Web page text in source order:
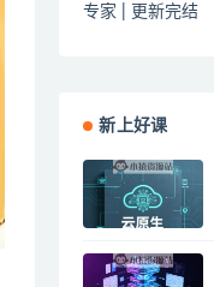
专家 | 更新完结
新上好课